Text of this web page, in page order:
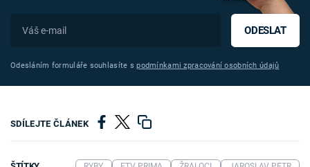
ODESLAT
Odesláním formuláře souhlasíte spodmínkami zpracování osobních údajů
SDÍLEJTE ČLÁNEK